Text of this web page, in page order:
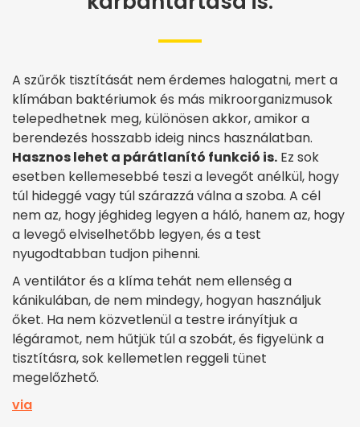
A szűrők tisztítását nem érdemes halogatni, mert a
klímában baktériumok és más mikroorganizmusok
telepedhetnek meg, különösen akkor, amikor a
berendezés hosszabb ideig nincs használatban.
Hasznos lehet a párátlanító funkció is. Ez sok
esetben kellemesebbé teszi a levegőt anélkül, hogy
túl hideggé vagy túl szárazzá válna a szoba. A cél
nem az, hogy jéghideg legyen a háló, hanem az, hogy
a levegő elviselhetőbb legyen, és a test
nyugodtabban tudjon pihenni.
A ventilátor és a klíma tehát nem ellenség a
kánikulában, de nem mindegy, hogyan használjuk
őket. Ha nem közvetlenül a testre irányítjuk a
légáramot, nem hűtjük túl a szobát, és figyelünk a
tisztításra, sok kellemetlen reggeli tünet
megelőzhető.
via